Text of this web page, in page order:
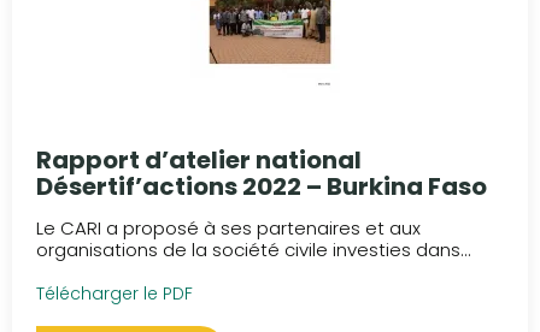
Rapport d’atelier national
Désertif’actions 2022 – Burkina Faso
Le CARI a proposé à ses partenaires et aux
organisations de la société civile investies dans...
Télécharger le PDF